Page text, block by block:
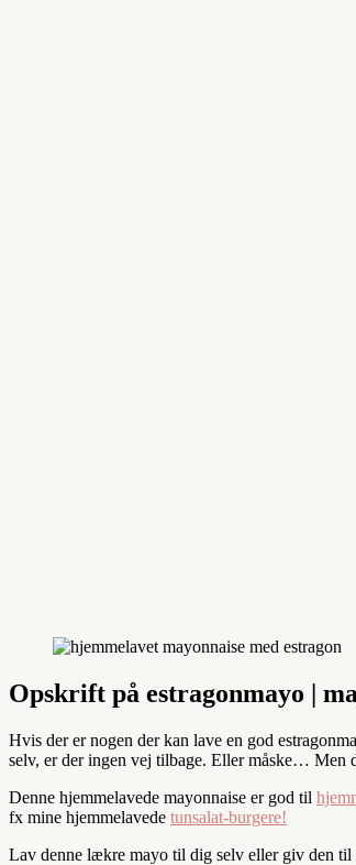
Opskrift på estragonmayo |
Hvis der er nogen der kan lave en god
selv, er der ingen vej tilbage. Eller måske… Men
Denne hjemmelavede mayonnaise er god til
fx mine hjemmelavede tunsalat-burgere!
Lav denne lækre mayo til dig selv eller giv den